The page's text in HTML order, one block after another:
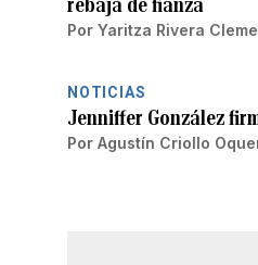
rebaja de fianza
Por Yaritza Rivera
NOTICIAS
Jenniffer González
Por Agustín Criollo